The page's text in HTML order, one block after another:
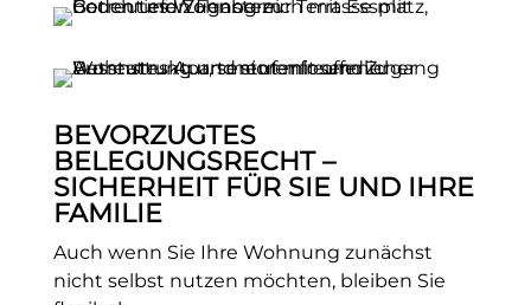
BEVORZUGTES
BELEGUNGSRECHT –
SICHERHEIT FÜR SIE UND IHRE
FAMILIE
Auch wenn Sie Ihre Wohnung zunächst
nicht selbst nutzen möchten, bleiben Sie